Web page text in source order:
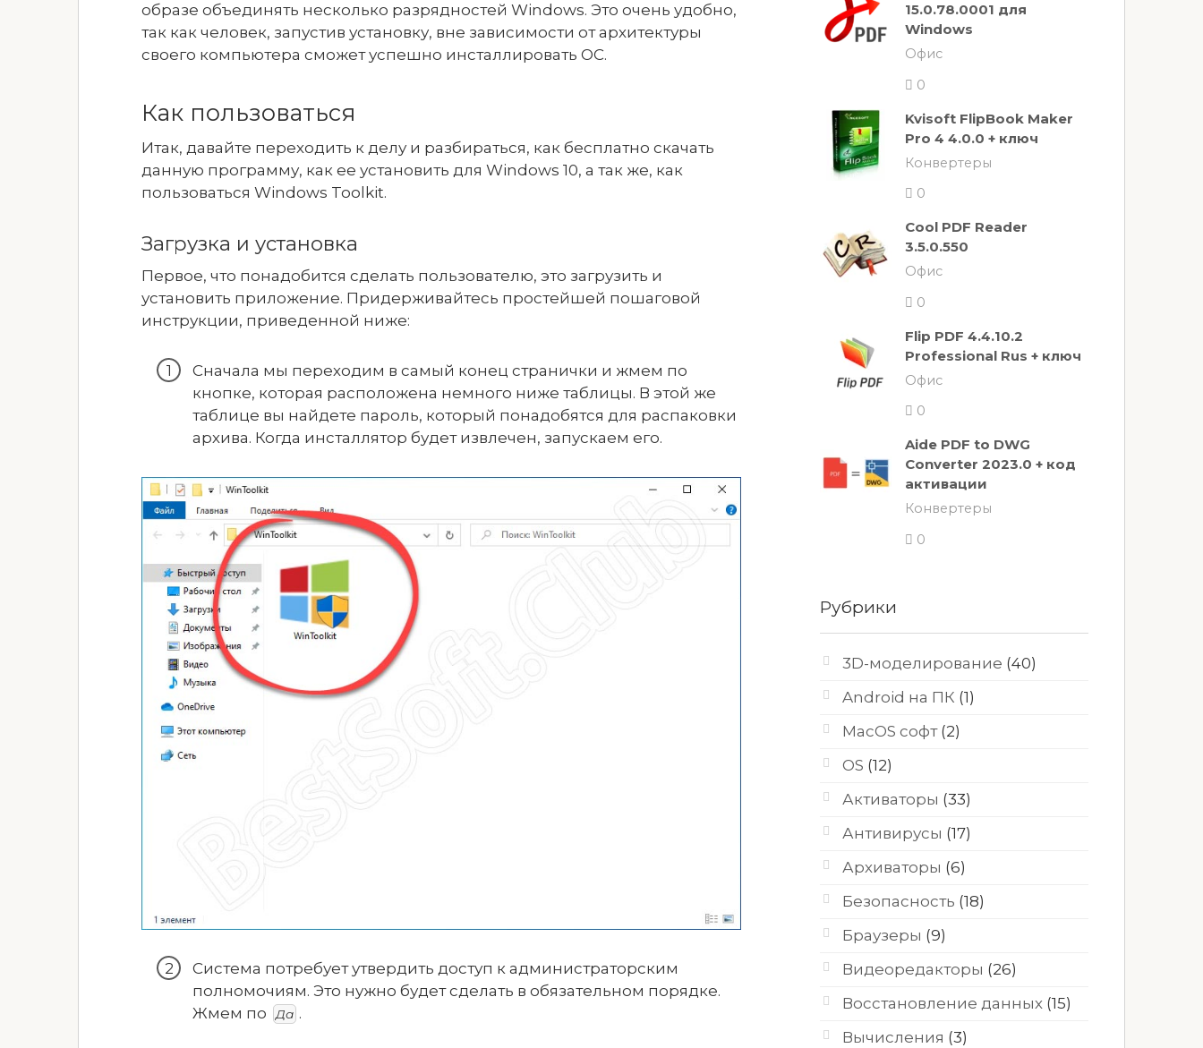
образе объединять несколько разрядностей Windows. Это очень удобно,
так как человек, запустив установку, вне зависимости от архитектуры
своего компьютера сможет успешно инсталлировать ОС.
Как пользоваться
Итак, давайте переходить к делу и разбираться, как бесплатно скачать
данную программу, как ее установить для Windows 10, а так же, как
пользоваться Windows Toolkit.
Загрузка и установка
Первое, что понадобится сделать пользователю, это загрузить и
установить приложение. Придерживайтесь простейшей пошаговой
инструкции, приведенной ниже:
Сначала мы переходим в самый конец странички и жмем по
кнопке, которая расположена немного ниже таблицы. В этой же
таблице вы найдете пароль, который понадобятся для распаковки
архива. Когда инсталлятор будет извлечен, запускаем его.
Система потребует утвердить доступ к администраторским
полномочиям. Это нужно будет сделать в обязательном порядке.
Жмем по
Да .
15.0.78.0001 для
Windows
Офис
0
Kvisoft FlipBook Maker
Pro 4 4.0.0 + ключ
Конвертеры
0
Cool PDF Reader
3.5.0.550
Офис
0
Flip PDF 4.4.10.2
Professional Rus + ключ
Офис
0
Aide PDF to DWG
Converter 2023.0 + код
активации
Конвертеры
0
Рубрики
3D-моделирование (40)
Android на ПК (1)
MacOS софт(2)
OS (12)
Активаторы (33)
Антивирусы (17)
Архиваторы (6)
Безопасность (18)
Браузеры (9)
Видеоредакторы (26)
Восстановление данных (15)
Вычисления (3)